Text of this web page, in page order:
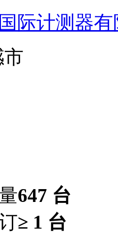
际计测器
647 台
≥ 1 台